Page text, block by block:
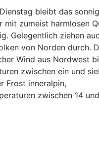
bleibt das
mit zumeist harmlosen
Gelegentlich ziehen
von Norden durch.
Wind aus Nordwest
zwischen ein und
Frost inneralpin,
zwischen 14